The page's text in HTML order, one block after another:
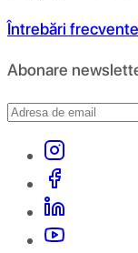
Întrebări frecvente
Abonare